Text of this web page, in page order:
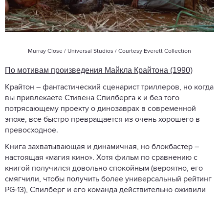
Murray Close / Universal Studios / Courtesy Everett Collection
По мотивам произведения Майкла Крайтона (1990)
Крайтон – фантастический сценарист триллеров, но когда
вы привлекаете Стивена Спилберга к и без того
потрясающему проекту о динозаврах в современной
эпохе, все быстро превращается из очень хорошего в
превосходное.
Книга захватывающая и динамичная, но блокбастер –
настоящая «магия кино». Хотя фильм по сравнению с
книгой получился довольно спокойным (вероятно, его
смягчили, чтобы получить более универсальный рейтинг
PG-13), Спилберг и его команда действительно оживили